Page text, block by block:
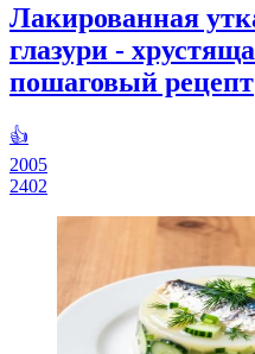
Лакированная
глазури -
пошаговый рецепт
👍
2005
2402